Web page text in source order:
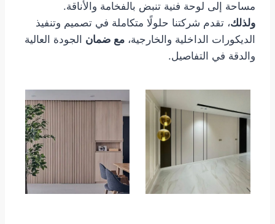
مساحة إلى لوحة فنية تنبض بالفخامة والأناقة.
ولذلك، تقدم شركتنا حلولًا متكاملة في تصميم وتنفيذ
الديكورات الداخلية والخارجية، مع ضمان الجودة العالية
والدقة في التفاصيل.